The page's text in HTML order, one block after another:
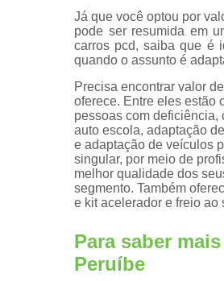
Já que você optou por
pode ser resumida em
carros pcd, saiba que é
quando o assunto é
Precisa encontrar valor
oferece. Entre eles estão
pessoas com deficiência,
auto escola, adaptação
e adaptação de veículos
singular, por meio de
melhor qualidade dos
segmento. Também
e kit acelerador e freio ao
Para saber
Peruíbe